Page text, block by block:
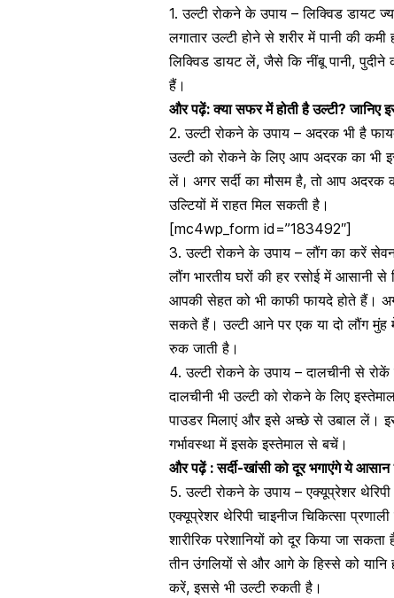
1. उल्टी रोकने के उपाय – लिक्विड डायट
लगातार उल्टी होने से शरीर में पानी की
लिक्विड डायट लें, जैसे कि नींबू पानी,पुदीने
हैं।
और पढ़ें:क्या सफर में होती है उल्टी?
2. उल्टी रोकने के उपाय – अदरक भी है
उल्टी को रोकने के लिए आप अदरक का भी
लें। अगर सर्दी का मौसम है, तो आप
उल्टियों में राहत मिल सकती है।
[mc4wp_form id=”183492″]
3. उल्टी रोकने के उपाय – लौंग का करें
लौंग भारतीय घरों की हर रसोई में आसानी
आपकी सेहत को भी काफी फायदे होते हैं।
सकते हैं। उल्टी आने पर एक या दो लौंग मुंह
रुक जाती है।
4. उल्टी रोकने के उपाय – दालचीनी से
दालचीनी भी उल्टी को रोकने के लिए
पाउडरमिलाएं और इसे अच्छे से उबाल लें।
गर्भावस्था में इसके इस्तेमाल से बचें।
और पढ़ें :सर्दी-खांसी को दूर भगाएंगे ये
5. उल्टी रोकने के उपाय – एक्यूप्रेशर
एक्यूप्रेशर थेरिपी चाइनीज चिकित्सा
शारीरिक परेशानियों को दूर किया जा
तीन उंगलियों से और आगे के हिस्से को
करें, इससे भी उल्टी रुकती है।